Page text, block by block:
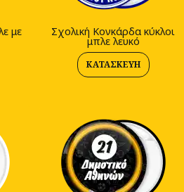
με Σχολική Κονκάρδα κύκλοι
μπλε λευκό
ΚΑΤΑΣΚΕΥΉ